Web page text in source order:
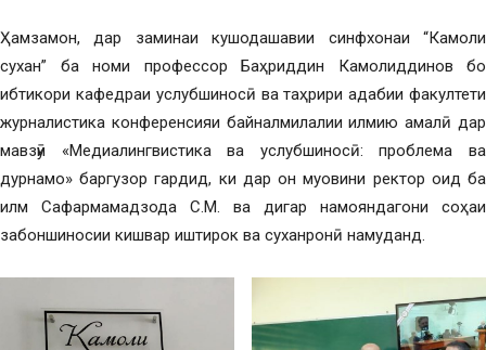
Ҳамзамон, дар заминаи кушодашавии синфхонаи “Камоли
сухан” ба номи профессор Баҳриддин Камолиддинов бо
ибтикори кафедраи услубшиносӣ ва таҳрири адабии факултети
журналистика конференсияи байналмилалии илмию амалӣ дар
мавзӯи «Медиалингвистика ва услубшиносӣ: проблема ва
дурнамо» баргузор гардид, ки дар он муовини ректор оид ба
илм Сафармамадзода С.М. ва дигар намояндагони соҳаи
забоншиносии кишвар иштирок ва суханронӣ намуданд.